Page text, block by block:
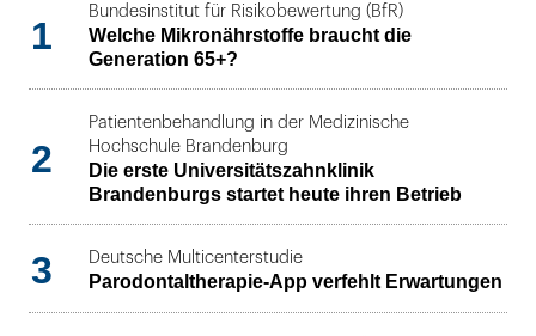
1
Bundesinstitut für Risikobewertung (BfR)
Welche Mikronährstoffe braucht die
Generation 65+?
2
Patientenbehandlung in der Medizinische
Hochschule Brandenburg
Die erste Universitätszahnklinik
Brandenburgs startet heute ihren Betrieb
3 Deutsche Multicenterstudie
Parodontaltherapie-App verfehlt Erwartungen